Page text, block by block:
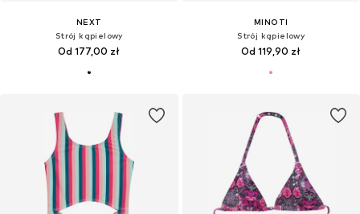
NEXT
Strój kąpielowy
Od 177,00 zł
MINOTI
Strój kąpielowy
Od 119,90 zł